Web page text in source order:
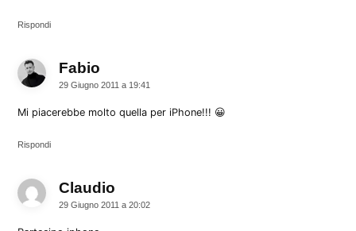
Rispondi
Fabio
29 Giugno 2011 a 19:41
Mi piacerebbe molto quella per iPhone!!! 😀
Rispondi
Claudio
29 Giugno 2011 a 20:02